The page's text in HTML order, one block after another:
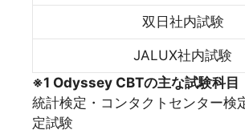
双日社内試験
JALUX社内試験
※1 Odyssey CBTの主な試験科目
統計検定・コンタクトセンター
定試験